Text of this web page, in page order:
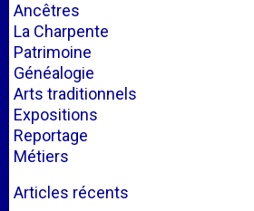
Ancêtres
La Charpente
Patrimoine
Généalogie
Arts traditionnels
Expositions
Reportage
Métiers
Articles récents